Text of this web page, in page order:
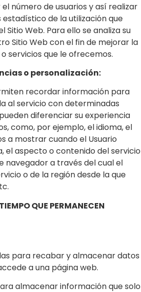
número de usuarios y así realizar
estadístico de la utilización que
Sitio Web. Para ello se analiza su
Sitio Web con el fin de mejorar la
servicios que le ofrecemos.
o personalización:
recordar información para
al servicio con determinadas
diferenciar su experiencia
como, por ejemplo, el idioma, el
a mostrar cuando el Usuario
el aspecto o contenido del servicio
navegador a través del cual el
o de la región desde la que
QUE PERMANECEN
para recabar y almacenar datos
a una página web.
almacenar información que solo